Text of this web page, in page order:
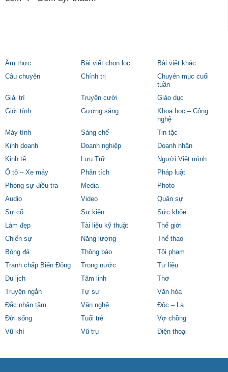
Ẩm thực Bài viết chọn lọc
Bài viết khác
Câu chuyện
Chính trị
Chuyên mục cuối
tuần
Giải trí
Truyện cười
Giáo dục
Giới tính
Gương sáng
Khoa học – Công
nghệ
Máy tính
Sáng chế
Tin tặc
Kinh doanh
Doanh nghiệp
Doanh nhân
Kinh tế
Lưu Trữ
Người Việt mình
Ô tô – Xe máy
Phân tích
Pháp luật
Phóng sự điều tra
Media
Photo
Audio
Video
Quân sự
Sự cố
Sự kiện
Sức khỏe
Làm đẹp
Tài liệu kỹ thuật
Thế giới
Chiến sự
Năng lượng
Thể thao
Bóng đá
Thông báo
Tội phạm
Tranh chấp Biển Đông
Trong nước
Tư liệu
Du lịch
Tâm linh
Thơ
Truyện ngắn
Tự sự
Văn hóa
Đắc nhân tâm
Văn nghệ
Độc – Lạ
Đời sống
Tuổi trẻ
Vợ chồng
Vũ khí
Vũ trụ Điện thoại